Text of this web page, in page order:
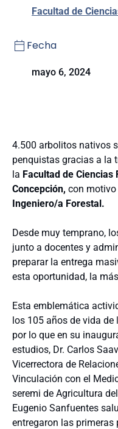
Facultad de
Fecha
mayo 6, 2024
4.500 arbolitos nativos
penquistas gracias a la
la Facultad de
Concepción, con motivo
Ingeniero/a Forestal.
Desde muy temprano,
junto a docentes y
preparar la entrega
esta oportunidad, la
Esta emblemática
los 105 años de vida de
por lo que en su
estudios, Dr. Carlos
Vicerrectora de
Vinculación con el
seremi de Agricultura
Eugenio Sanfuentes
entregaron las primeras